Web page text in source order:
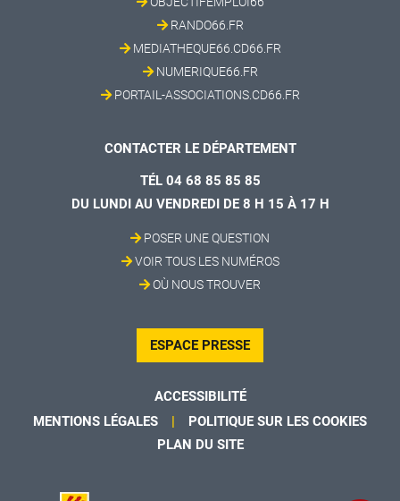
RANDO66.FR
MEDIATHEQUE66.CD66.FR
NUMERIQUE66.FR
PORTAIL-ASSOCIATIONS.CD66.FR
CONTACTER LE DÉPARTEMENT
TÉL 04 68 85 85 85
DU LUNDI AU VENDREDI DE 8 H 15 À 17 H
POSER UNE QUESTION
VOIR TOUS LES NUMÉROS
OÙ NOUS TROUVER
ESPACE PRESSE
ACCESSIBILITÉ
MENTIONS LÉGALES
POLITIQUE SUR LES COOKIES
PLAN DU SITE